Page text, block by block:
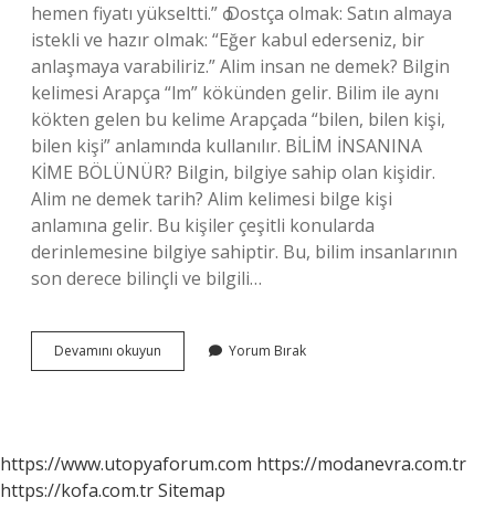
hemen fiyatı yükseltti.” ѻ Dostça olmak: Satın almaya
istekli ve hazır olmak: “Eğer kabul ederseniz, bir
anlaşmaya varabiliriz.” Alim insan ne demek? Bilgin
kelimesi Arapça “lm” kökünden gelir. Bilim ile aynı
kökten gelen bu kelime Arapçada “bilen, bilen kişi,
bilen kişi” anlamında kullanılır. BİLİM İNSANINA
KİME BÖLÜNÜR? Bilgin, bilgiye sahip olan kişidir.
Alim ne demek tarih? Alim kelimesi bilge kişi
anlamına gelir. Bu kişiler çeşitli konularda
derinlemesine bilgiye sahiptir. Bu, bilim insanlarının
son derece bilinçli ve bilgili…
Devamını okuyun
Ne
Yorum Bırak
https://www.utopyaforum.com https://modanevra.com.tr
https://kofa.com.trSitemap